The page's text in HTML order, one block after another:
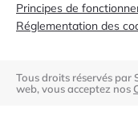
Principes de
Réglementation des
Tous droits réservés par
web, vous acceptez nos